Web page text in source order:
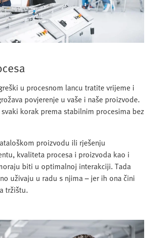
u procesnom lancu tratite vrijeme i
povjerenje u vaše i naše proizvode.
korak prema stabilnim procesima bez
proizvodu ili rješenju
kvaliteta procesa i proizvoda kao i
biti u optimalnoj interakciji. Tada
uživaju u radu s njima – jer ih ona čini
tržištu.